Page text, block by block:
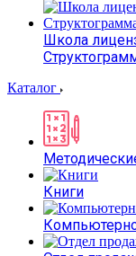
Школа
Каталог
Книги